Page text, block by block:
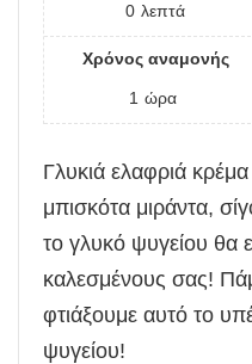
0 λεπτά
Χρόνος αναμονής
1 ώρα
Γλυκιά ελαφριά
μπισκότα μιράντα,
το γλυκό ψυγείου θα
καλεσμένους σας!
φτιάξουμε αυτό το
ψυγείου!